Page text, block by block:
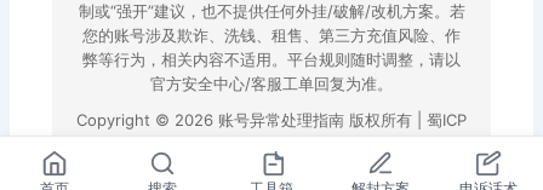
制或“强开”建议，也不提供任何外挂/破解/改机方案。若
您的账号涉及欺诈、洗钱、租售、第三方充值风险、作
弊等行为，相关内容不适用。平台规则随时调整，请以
官方安全中心/客服工单回复为准。
Copyright © 2026 账号异常处理指南 版权所有 | 蜀ICP